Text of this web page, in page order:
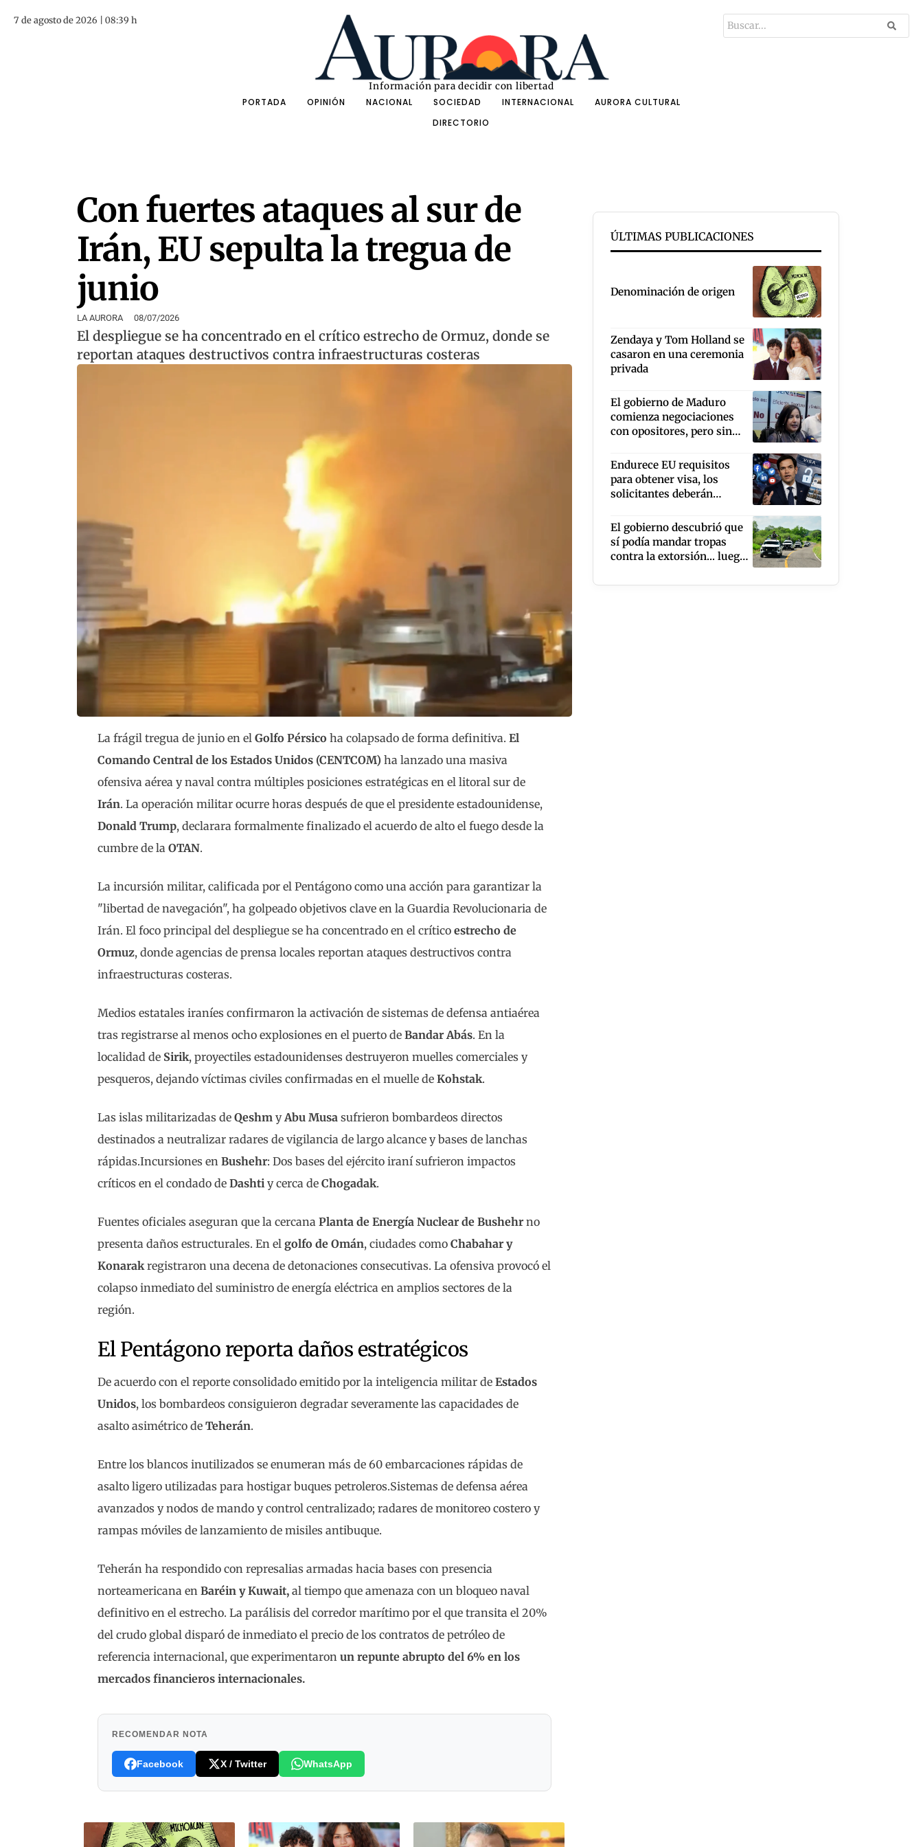
7 de agosto de 2026 | 08:39 h
Información para decidir con libertad
PORTADA
OPINIÓN NACIONAL SOCIEDAD INTERNACIONAL
AURORA CULTURAL
DIRECTORIO
Con fuertes ataques al sur de
Irán, EU sepulta la tregua de
junio
LA AURORA 08/07/2026
El despliegue se ha concentrado en el crítico estrecho de Ormuz, donde se
reportan ataques destructivos contra infraestructuras costeras
La frágil tregua de junio en el Golfo Pérsico ha colapsado de forma definitiva. El
Comando Central de los Estados Unidos (CENTCOM) ha lanzado una masiva
ofensiva aérea y naval contra múltiples posiciones estratégicas en el litoral sur de
Irán. La operación militar ocurre horas después de que el presidente estadounidense,
Donald Trump, declarara formalmente finalizado el acuerdo de alto el fuego desde la
cumbre de la OTAN.
La incursión militar, calificada por el Pentágono como una acción para garantizar la
"libertad de navegación", ha golpeado objetivos clave en la Guardia Revolucionaria de
Irán. El foco principal del despliegue se ha concentrado en el crítico estrecho de
Ormuz, donde agencias de prensa locales reportan ataques destructivos contra
infraestructuras costeras.
Medios estatales iraníes confirmaron la activación de sistemas de defensa antiaérea
tras registrarse al menos ocho explosiones en el puerto de Bandar Abás. En la
localidad de Sirik, proyectiles estadounidenses destruyeron muelles comerciales y
pesqueros, dejando víctimas civiles confirmadas en el muelle de Kohstak.
Las islas militarizadas de Qeshm yAbu Musa sufrieron bombardeos directos
destinados a neutralizar radares de vigilancia de largo alcance y bases de lanchas
rápidas.Incursiones en Bushehr: Dos bases del ejército iraní sufrieron impactos
críticos en el condado de Dashti y cerca de Chogadak.
Fuentes oficiales aseguran que la cercana Planta de Energía Nuclear de Bushehr no
presenta daños estructurales. En el golfo de Omán, ciudades como Chabahar y
Konarak registraron una decena de detonaciones consecutivas. La ofensiva provocó el
colapso inmediato del suministro de energía eléctrica en amplios sectores de la
región.
El Pentágono reporta daños estratégicos
De acuerdo con el reporte consolidado emitido por la inteligencia militar de Estados
Unidos, los bombardeos consiguieron degradar severamente las capacidades de
asalto asimétrico de Teherán.
Entre los blancos inutilizados se enumeran más de 60 embarcaciones rápidas de
asalto ligero utilizadas para hostigar buques petroleros.Sistemas de defensa aérea
avanzados y nodos de mando y control centralizado; radares de monitoreo costero y
rampas móviles de lanzamiento de misiles antibuque.
Teherán ha respondido con represalias armadas hacia bases con presencia
norteamericana en Baréin y Kuwait, al tiempo que amenaza con un bloqueo naval
definitivo en el estrecho. La parálisis del corredor marítimo por el que transita el 20%
del crudo global disparó de inmediato el precio de los contratos de petróleo de
referencia internacional, que experimentaron un repunte abrupto del 6% en los
mercados financieros internacionales.
RECOMENDAR NOTA
Facebook X / Twitter WhatsApp
ÚLTIMAS PUBLICACIONES
Denominación de origen
Zendaya y Tom Holland se
casaron en una ceremonia
privada
El gobierno de Maduro
comienza negociaciones
con opositores, pero sin
Edmundo González
Endurece EU requisitos
para obtener visa, los
solicitantes deberán
público sus redes sociales
El gobierno descubrió que
sí podía mandar tropas
contra la extorsión... luego
aguacate